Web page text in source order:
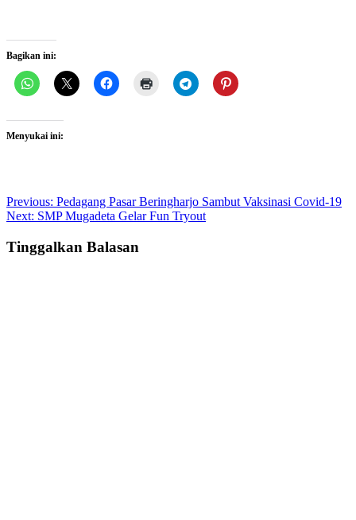
Bagikan ini:
Menyukai ini:
Post
navigation
Previous: Pedagang Pasar Beringharjo Sambut Vaksinasi Covid-19
Next: SMP Mugadeta Gelar Fun Tryout
Tinggalkan Balasan